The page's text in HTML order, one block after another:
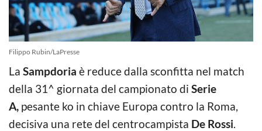
Filippo Rubin/LaPresse
La Sampdoria è reduce dalla sconfitta nel match
della 31^ giornata del campionato di Serie
A, pesante ko in chiave Europa contro la Roma,
decisiva una rete del centrocampista De Rossi.